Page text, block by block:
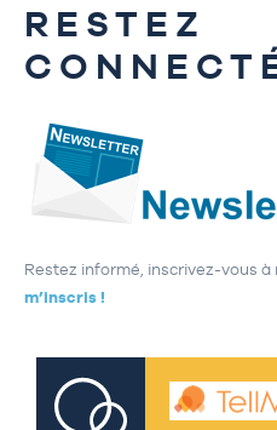
RESTEZ
Restez informé, inscrivez-vous à
m’inscris !